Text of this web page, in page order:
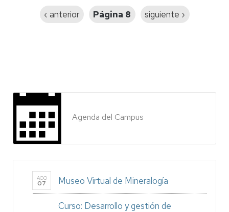
Página
‹ anterior Página 8
Siguiente
siguiente ›
Agenda del Campus
AGO
07 Museo Virtual de Mineralogía
Curso: Desarrollo y gestión de